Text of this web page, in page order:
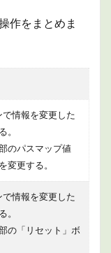
作をまとめま
で情報を変更した
。
のパスマップ値
変更する。
で情報を変更した
。
の「リセット」ボ